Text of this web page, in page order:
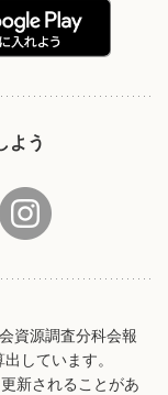
よう
資源調査分科会報
しています。
新されることがあ